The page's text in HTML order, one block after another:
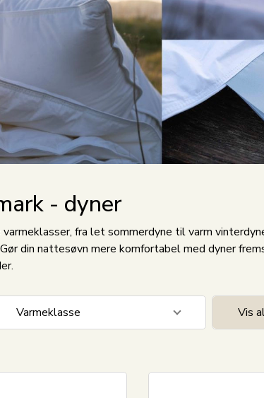
- dyner
fra let sommerdyne til varm
din nattesøvn mere komfortabel med dyner
Varmeklasse
Vis